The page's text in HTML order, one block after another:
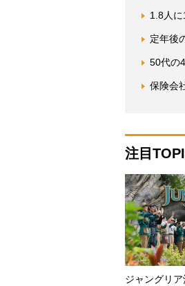
1.8人
定年後
50代の
保険会
注目
ジャングリ